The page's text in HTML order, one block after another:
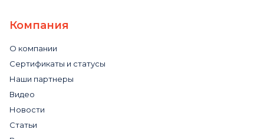
Компания
О компании
Сертификаты и статусы
Наши партнеры
Видео
Новости
Статьи